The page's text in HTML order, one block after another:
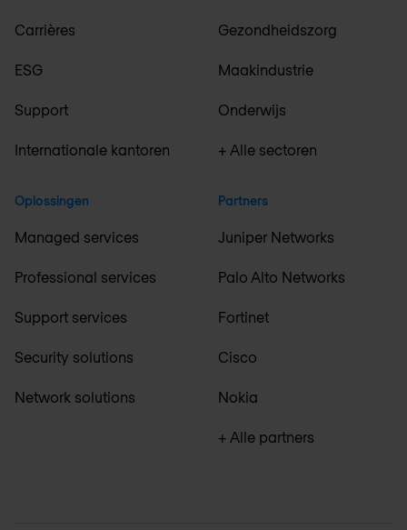
Carrières
ESG
Support
Internationale kantoren
Oplossingen
Managed services
Professional services
Support services
Security solutions
Network solutions
Gezondheidszorg
Maakindustrie
Onderwijs
+ Alle sectoren
Partners
Juniper Networks
Palo Alto Networks
Fortinet
Cisco
Nokia
+ Alle partners